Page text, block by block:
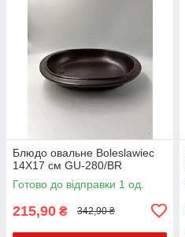
Блюдо овальне Boleslawiec
14X17 см GU-280/BR
Готово до відправки 1 од.
215,90 ₴ 342,90 ₴